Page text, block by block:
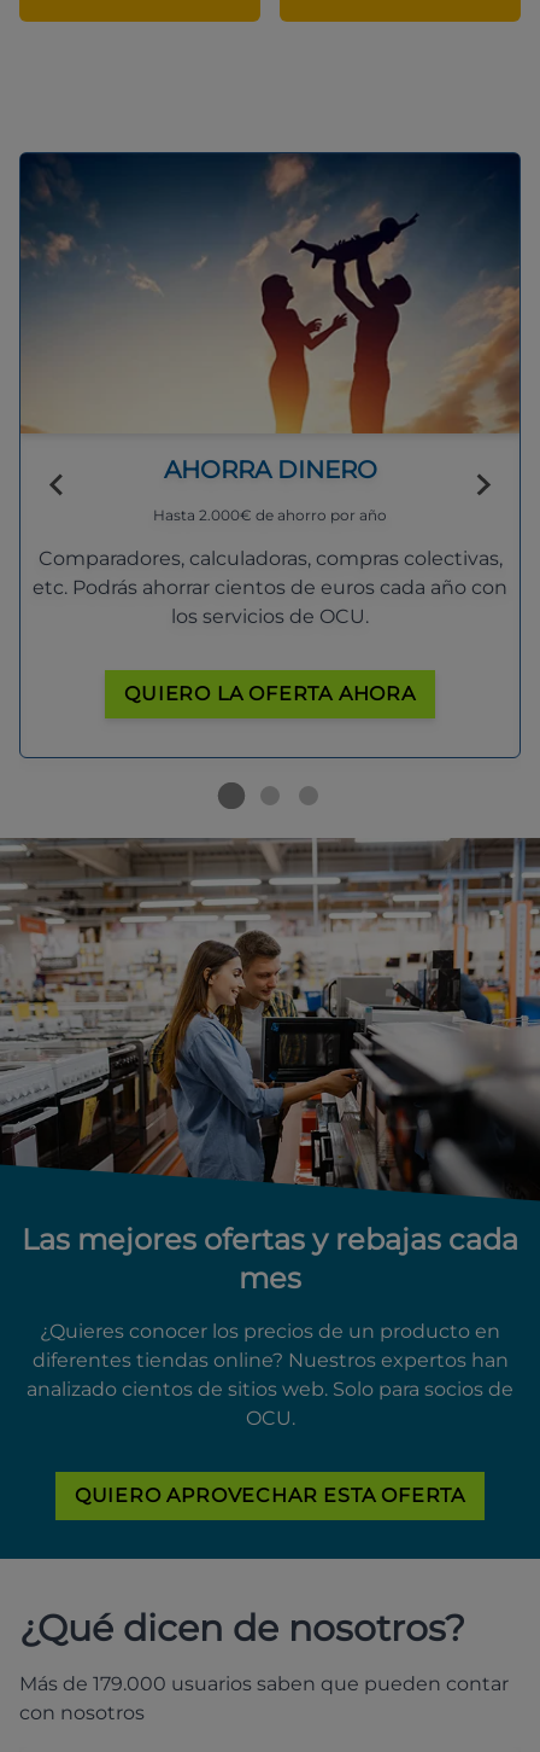
AHORRA DINERO
Hasta 2.000€ de ahorro por año
Comparadores, calculadoras, compras colectivas,
etc. Podrás ahorrar cientos de euros cada año con
los servicios de OCU.
QUIERO LA OFERTA AHORA
Las mejores ofertas y rebajas cada
mes
¿Quieres conocer los precios de un producto en
diferentes tiendas online? Nuestros expertos han
analizado cientos de sitios web. Solo para socios de
OCU.
QUIERO APROVECHAR ESTA OFERTA
¿Qué dicen de nosotros?
Más de 179.000 usuarios saben que pueden contar
con nosotros